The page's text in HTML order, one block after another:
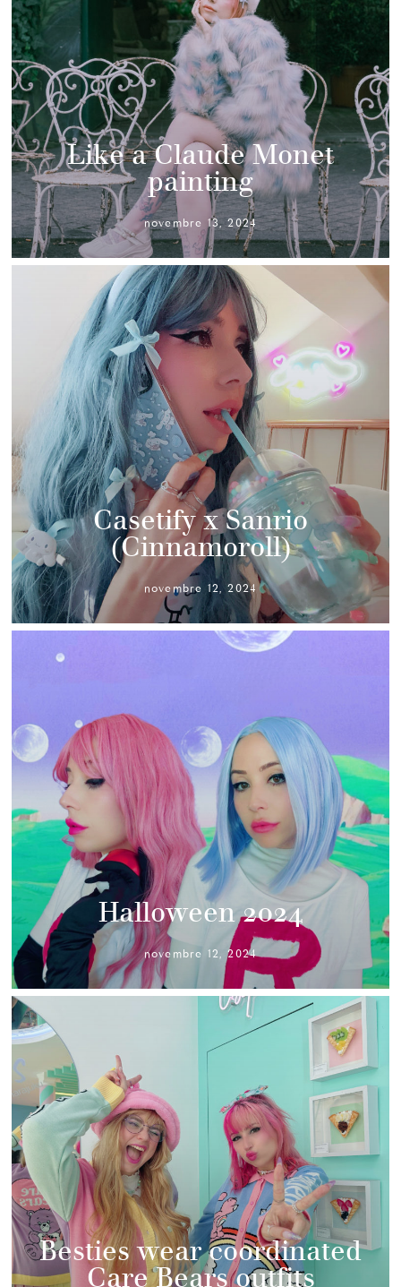
Like a Claude Monet
painting
novembre 13, 2024
Casetify x Sanrio
(Cinnamoroll)
novembre 12, 2024
Halloween 2024
novembre 12, 2024
Besties wear coordinated
Care Bears outfits